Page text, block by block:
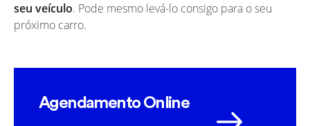
seu veículo. Pode mesmo levá-lo consigo para o seu
próximo carro.
Agendamento Online